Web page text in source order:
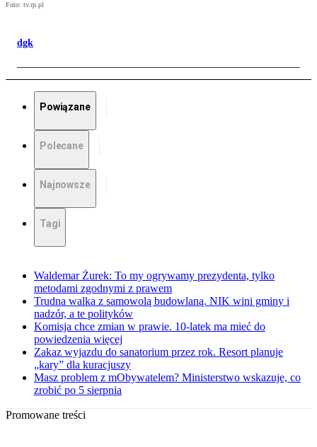
Foto: tv.rp.pl
dgk
Powiązane
Polecane
Najnowsze
Tagi
Waldemar Żurek: To my ogrywamy prezydenta, tylko
metodami zgodnymi z prawem
Trudna walka z samowolą budowlaną. NIK wini gminy i
nadzór, a te polityków
Komisja chce zmian w prawie. 10-latek ma mieć do
powiedzenia więcej
Zakaz wyjazdu do sanatorium przez rok. Resort planuje
„kary” dla kuracjuszy
Masz problem z mObywatelem? Ministerstwo wskazuje, co
zrobić po 5 sierpnia
Promowane treści